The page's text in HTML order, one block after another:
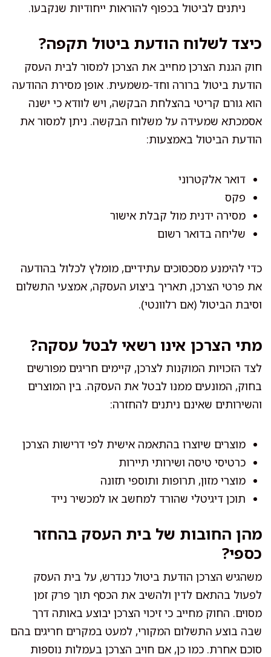
ניתנים לביטול בכפוף להוראות ייחודיות שנקבעו.
כיצד לשלוח הודעת ביטול תקפה?
חוק הגנת הצרכן מחייב את הצרכן למסור לבית העסק
הודעת ביטול ברורה וחד-משמעית. אופן מסירת ההודעה
הוא גורם קריטי בהצלחת הבקשה, ויש לוודא כי ישנה
אסמכתא שמעידה על משלוח הבקשה. ניתן למסור את
הודעת הביטול באמצעות:
דואר אלקטרוני
פקס
מסירה ידנית מול קבלת אישור
שליחה בדואר רשום
כדי להימנע מסכסוכים עתידיים, מומלץ לכלול בהודעה
את פרטי הצרכן, תאריך ביצוע העסקה, אמצעי התשלום
וסיבת הביטול (אם רלוונטי).
מתי הצרכן אינו רשאי לבטל עסקה?
לצד הזכויות המוקנות לצרכן, קיימים חריגים מפורשים
בחוק, המונעים ממנו לבטל את העסקה. בין המוצרים
והשירותים שאינם ניתנים להחזרה:
מוצרים שיוצרו בהתאמה אישית לפי דרישות הצרכן
כרטיסי טיסה ושירותי תיירות
מוצרי מזון, תרופות ותוספי תזונה
תוכן דיגיטלי שהורד למחשב או למכשיר נייד
מהן החובות של בית העסק בהחזר
כספי?
משהגיש הצרכן הודעת ביטול כנדרש, על בית העסק
לפעול בהתאם לדין ולהשיב את הכסף תוך פרק זמן
מסוים. החוק מחייב כי זיכוי הצרכן יבוצע באותה דרך
שבה בוצע התשלום המקורי, למעט במקרים חריגים בהם
סוכם אחרת. כמו כן, אם חויב הצרכן בעמלות נוספות